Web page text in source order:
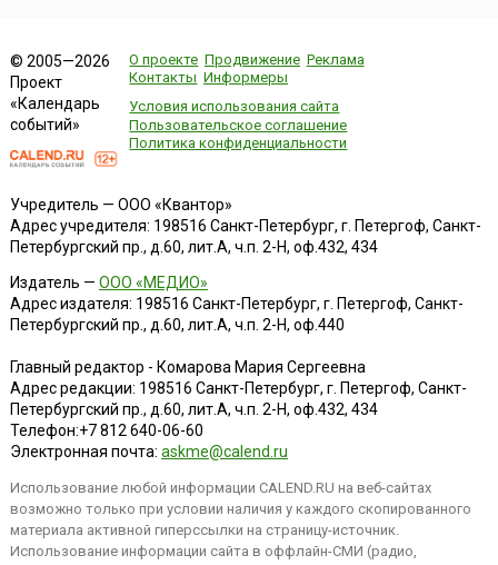
© 2005—2026
Проект
«Календарь
событий»
О проекте Продвижение Реклама
Контакты Информеры
Условия использования сайта
Пользовательское соглашение
Политика конфиденциальности
Учредитель — ООО «Квантор»
Адрес учредителя: 198516 Санкт-Петербург, г. Петергоф, Санкт-
Петербургский пр., д.60, лит.А, ч.п. 2-Н, оф.432, 434
Издатель — ООО «МЕДИО»
Адрес издателя: 198516 Санкт-Петербург, г. Петергоф, Санкт-
Петербургский пр., д.60, лит.А, ч.п. 2-Н, оф.440
Главный редактор - Комарова Мария Сергеевна
Адрес редакции: 198516 Санкт-Петербург, г. Петергоф, Санкт-
Петербургский пр., д.60, лит.А, ч.п. 2-Н, оф.432, 434
Телефон:+7 812 640-06-60
Электронная почта: askme@calend.ru
Использование любой информации CALEND.RU на веб-сайтах
возможно только при условии наличия у каждого скопированного
материала активной гиперссылки на страницу-источник.
Использование информации сайта в оффлайн-СМИ (радио,